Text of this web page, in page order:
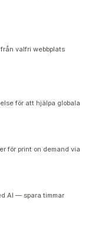
valfri webbplats
för att hjälpa globala
för print on demand via
AI — spara timmar